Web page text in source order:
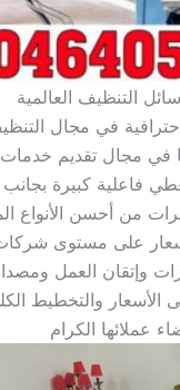
في مجال
عملائها الكرام